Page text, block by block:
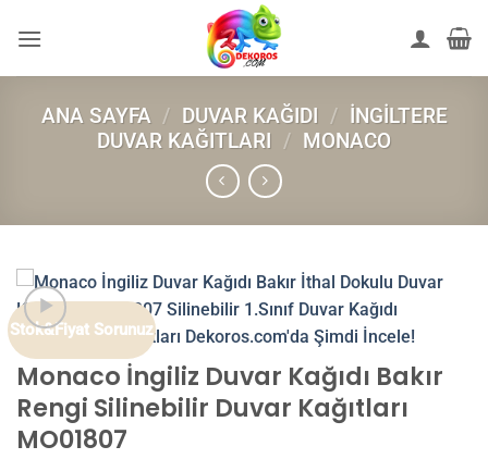
atla
ANA SAYFA / DUVAR KAĞIDI / İNGILTERE
DUVAR KAĞITLARI / MONACO
Stok&Fiyat Sorunuz
Monaco İngiliz Duvar Kağıdı Bakır
Rengi Silinebilir Duvar Kağıtları
MO01807